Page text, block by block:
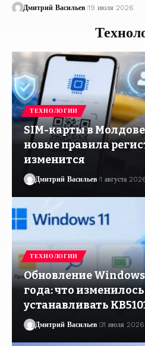
Дмитрий Васильев 19 июля 2026
ТЕХНОЛОГИИ
SIM-карты в Молдове
новые правила
изменится
Дмитрий Васильев 1 августа
ТЕХНОЛОГИИ
Обновление Windows
года: что
устанавливать
Дмитрий Васильев 31 июля 2026